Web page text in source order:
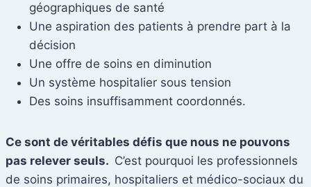
géographiques de santé
Une aspiration des patients à prendre part à la
décision
Une offre de soins en diminution
Un système hospitalier sous tension
Des soins insuffisamment coordonnés.
Ce sont de véritables défis que nous ne pouvons
pas relever seuls. C’est pourquoi les professionnels
de soins primaires, hospitaliers et médico-sociaux du